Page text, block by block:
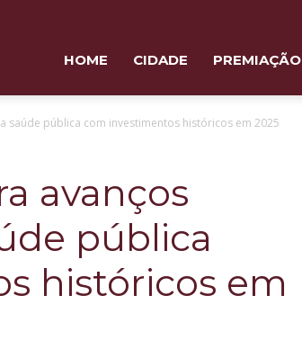
HOME CIDADE PREMIAÇÃO
saúde pública com investimentos históricos em 2025
avanços
pública
históricos em